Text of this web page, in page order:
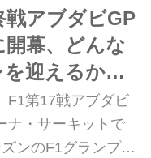
戦アブダビGP
開幕、どんな
迎えるか
ーツ】
F1第17戦アブダビ
ナ・サーキットで
ンのF1グランプリ